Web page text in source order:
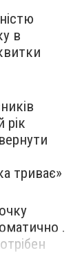
в
рік
триває»
.